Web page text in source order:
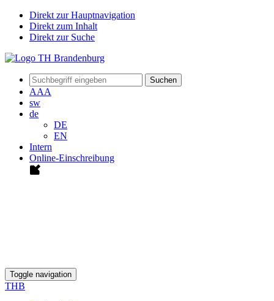
Direkt zur Hauptnavigation
Direkt zum Inhalt
Direkt zur Suche
Suchen
AAA
sw
de
DE
EN
Intern
Online-Einschreibung
Toggle navigation
THB